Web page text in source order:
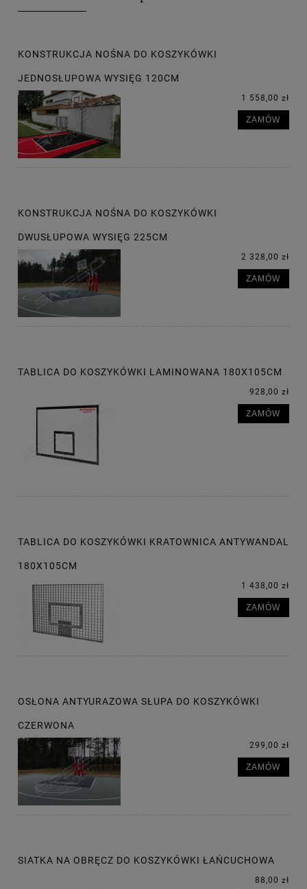
KONSTRUKCJA NOŚNA DO KOSZYKÓWKI
JEDNOSŁUPOWA WYSIĘG 120CM
1 558,00 zł
ZAMÓW
KONSTRUKCJA NOŚNA DO KOSZYKÓWKI
DWUSŁUPOWA WYSIĘG 225CM
2 328,00 zł
ZAMÓW
TABLICA DO KOSZYKÓWKI LAMINOWANA 180X105CM
928,00 zł
ZAMÓW
TABLICA DO KOSZYKÓWKI KRATOWNICA ANTYWANDAL
180X105CM
1 438,00 zł
ZAMÓW
OSŁONA ANTYURAZOWA SŁUPA DO KOSZYKÓWKI
CZERWONA
299,00 zł
ZAMÓW
SIATKA NA OBRĘCZ DO KOSZYKÓWKI ŁAŃCUCHOWA
88,00 zł